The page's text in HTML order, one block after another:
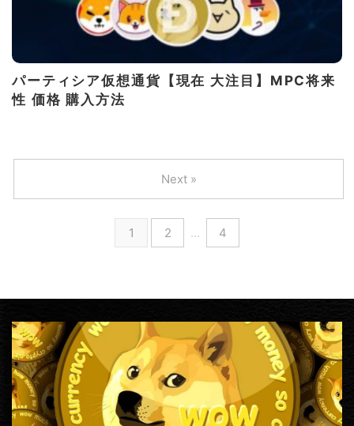
パーティシア仮想通貨【現在 大注目】MPC将来
性 価格 購入方法
1 2 … 4
Next »